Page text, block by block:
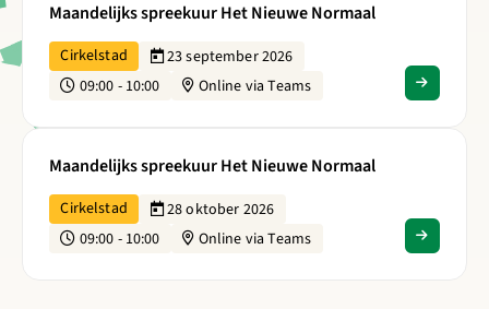
Maandelijks spreekuur Het Nieuwe Normaal
Cirkelstad
23 september 2026
09:00 - 10:00
Online via Teams
Maandelijks spreekuur Het Nieuwe Normaal
Cirkelstad
28 oktober 2026
09:00 - 10:00
Online via Teams